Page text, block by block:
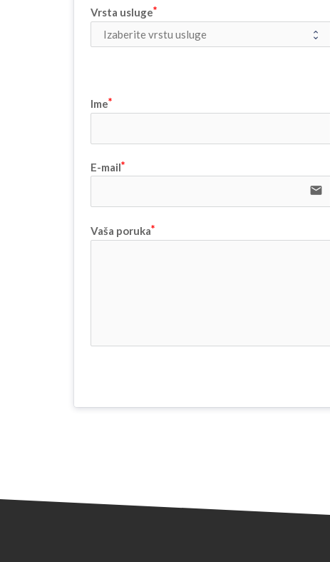
Vrsta usluge
Ime
E-mail
email
Vaša poruka